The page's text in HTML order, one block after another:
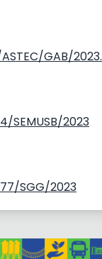
ASTEC/GAB/2023.
SEMUSB/2023
SGG/2023